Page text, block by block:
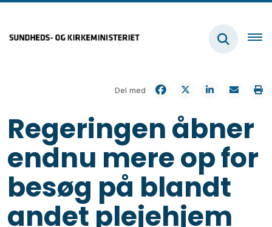
Del med
Regeringen åbner
endnu mere op for
besøg på blandt
andet plejehjem